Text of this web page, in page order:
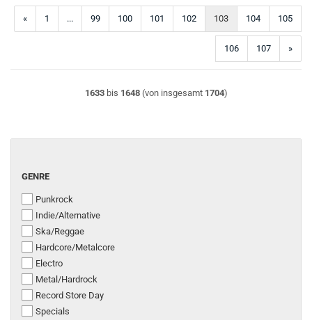
« 1 ... 99 100 101 102 103 104 105
106 107 »
1633bis 1648(von insgesamt 1704)
GENRE
GENRE
Punkrock
Indie/Alternative
Ska/Reggae
Hardcore/Metalcore
Electro
Metal/Hardrock
Record Store Day
Specials